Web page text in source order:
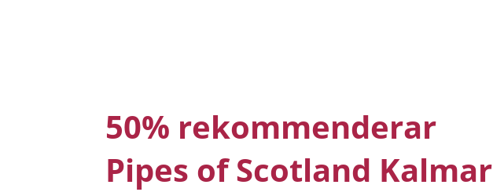
50% rekommenderar
Pipes of Scotland Kalmar